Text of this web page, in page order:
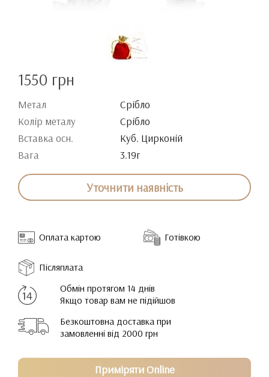
1550 грн
Метал
Срібло
Колір металу
Срібло
Вставка осн.
Куб. Цирконій
Вага
3.19г
Уточнити наявність
Оплата картою Готівкою
Післяплата
Обмін протягом 14 днів
Якщо товар вам не підійшов
Безкоштовна доставка при
замовленні від 2000 грн
Приміряти Online